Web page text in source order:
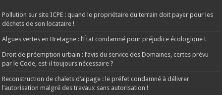
Pollution sur site ICPE : quand le propriétaire du terrain doit payer pour les
déchets de son locataire !
Algues vertes en Bretagne : l’État condamné pour préjudice écologique !
Droit de préemption urbain : l’avis du service des Domaines, certes prévu
par le Code, est-il toujours nécessaire ?
Reconstruction de chalets d’alpage : le préfet condamné à délivrer
l’autorisation malgré des travaux sans autorisation !